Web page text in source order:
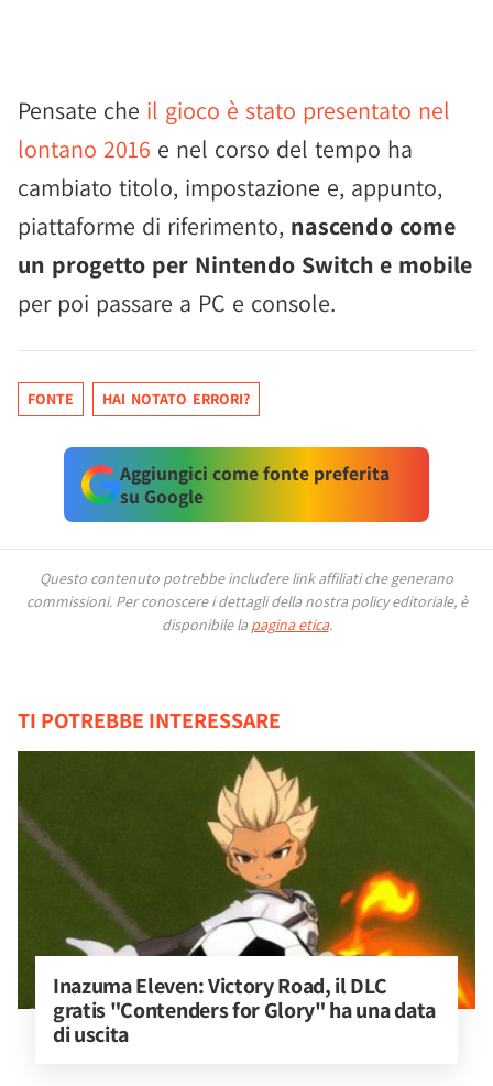
Pensate che il gioco è stato presentato nel
lontano 2016 e nel corso del tempo ha
cambiato titolo, impostazione e, appunto,
piattaforme di riferimento, nascendo come
un progetto per Nintendo Switch e mobile
per poi passare a PC e console.
FONTE HAI NOTATO ERRORI?
Aggiungici come fonte preferita
su Google
Questo contenuto potrebbe includere link affiliati che generano
commissioni. Per conoscere i dettagli della nostra policy editoriale, è
disponibile la pagina etica.
TI POTREBBE INTERESSARE
Inazuma Eleven: Victory Road, il DLC
gratis "Contenders for Glory" ha una data
di uscita